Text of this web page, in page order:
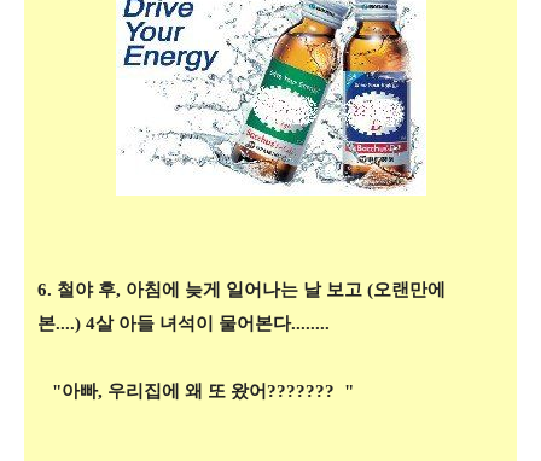
6. 철야 후, 아침에 늦게 일어나는 날 보고 (오랜만에
본....) 4살 아들 녀석이 물어본다........
"아빠, 우리집에 왜 또 왔어??????? "